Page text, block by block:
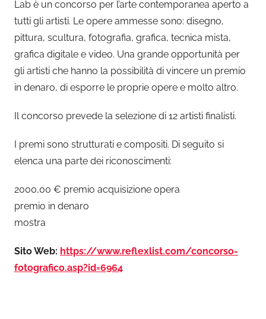
Lab è un concorso per l’arte contemporanea aperto a
tutti gli artisti. Le opere ammesse sono: disegno,
pittura, scultura, fotografia, grafica, tecnica mista,
grafica digitale e video. Una grande opportunità per
gli artisti che hanno la possibilità di vincere un premio
in denaro, di esporre le proprie opere e molto altro.
Il concorso prevede la selezione di 12 artisti finalisti.
I premi sono strutturati e compositi. Di seguito si
elenca una parte dei riconoscimenti:
2000,00 € premio acquisizione opera
premio in denaro
mostra
Sito Web: https://www.reflexlist.com/concorso-
fotografico.asp?id=6964